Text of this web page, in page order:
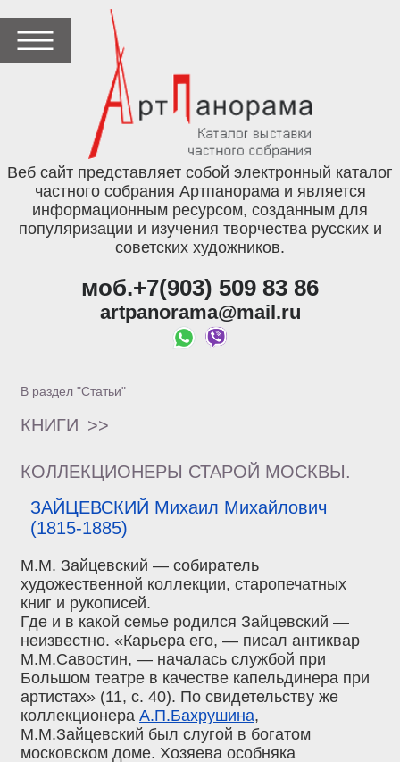
Веб сайт представляет собой электронный каталог
частного собрания Артпанорама и является
информационным ресурсом, созданным для
популяризации и изучения творчества русских и
советских художников.
моб.+7(903) 509 83 86
artpanorama@mail.ru
В раздел "Статьи"
КНИГИ >>
КОЛЛЕКЦИОНЕРЫ СТАРОЙ МОСКВЫ.
ЗАЙЦЕВСКИЙ Михаил Михайлович
(1815-1885)
М.М. Зайцевский — собиратель
художественной коллекции, старопечатных
книг и рукописей.
Где и в какой семье родился Зайцевский —
неизвестно. «Карьера его, — писал антиквар
М.М.Савостин, — началась службой при
Большом театре в качестве капельдинера при
артистах» (11, с. 40). По свидетельству же
коллекционера А.П.Бахрушина,
М.М.Зайцевский был слугой в богатом
московском доме. Хозяева особняка